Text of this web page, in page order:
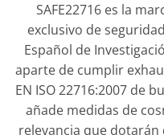
SAFE22716 es la
exclusivo de
Español de
aparte de cumplir
EN ISO 22716:2007 de
añade medidas de
relevancia que